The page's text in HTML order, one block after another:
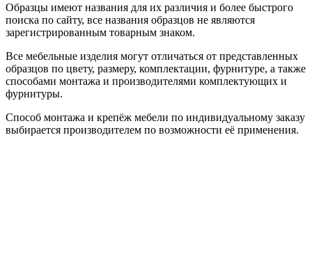
Образцы имеют названия для их различия и более быстрого
поиска по сайту, все названия образцов не являются
зарегистрированным товарным знаком.
Все мебельные изделия могут отличаться от представленных
образцов по цвету, размеру, комплектации, фурнитуре, а также
способами монтажа и производителями комплектующих и
фурнитуры.
Способ монтажа и крепёж мебели по индивидуальному заказу
выбирается производителем по возможности её применения.